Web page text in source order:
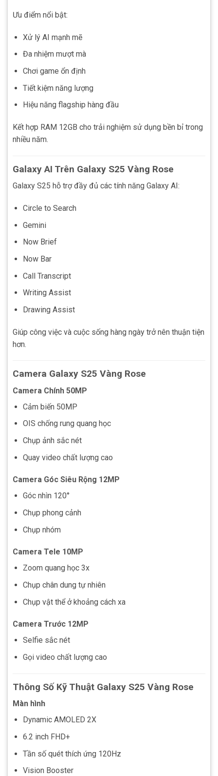
Ưu điểm nổi bật:
Xử lý AI mạnh mẽ
Đa nhiệm mượt mà
Chơi game ổn định
Tiết kiệm năng lượng
Hiệu năng flagship hàng đầu
Kết hợp RAM 12GB cho trải nghiệm sử dụng bền bỉ trong
nhiều năm.
Galaxy AI Trên Galaxy S25 Vàng Rose
Galaxy S25 hỗ trợ đầy đủ các tính năng Galaxy AI:
Circle to Search
Gemini
Now Brief
Now Bar
Call Transcript
Writing Assist
Drawing Assist
Giúp công việc và cuộc sống hàng ngày trở nên thuận tiện
hơn.
Camera Galaxy S25 Vàng Rose
Camera Chính 50MP
Cảm biến 50MP
OIS chống rung quang học
Chụp ảnh sắc nét
Quay video chất lượng cao
Camera Góc Siêu Rộng 12MP
Góc nhìn 120°
Chụp phong cảnh
Chụp nhóm
Camera Tele 10MP
Zoom quang học 3x
Chụp chân dung tự nhiên
Chụp vật thể ở khoảng cách xa
Camera Trước 12MP
Selfie sắc nét
Gọi video chất lượng cao
Thông Số Kỹ Thuật Galaxy S25 Vàng Rose
Màn hình
Dynamic AMOLED 2X
6.2 inch FHD+
Tần số quét thích ứng 120Hz
Vision Booster